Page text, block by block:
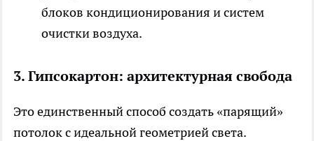
блоков кондиционирования и систем
очистки воздуха.
3. Гипсокартон: архитектурная свобода
Это единственный способ создать «парящий»
потолок с идеальной геометрией света.